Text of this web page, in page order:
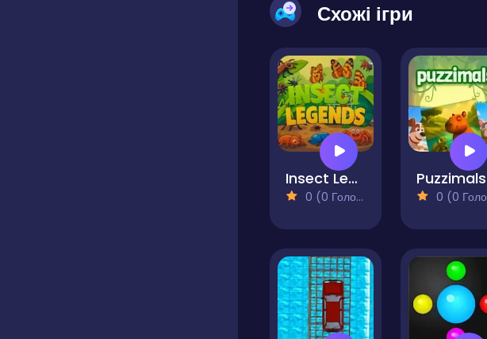
Схожі ігри
Insect Legends
0 (0 Голосів)
Puzzimals
0 (0 Голосів)